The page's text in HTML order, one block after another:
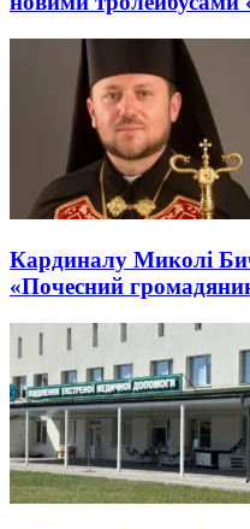
Кардиналу Миколі
«Почесний